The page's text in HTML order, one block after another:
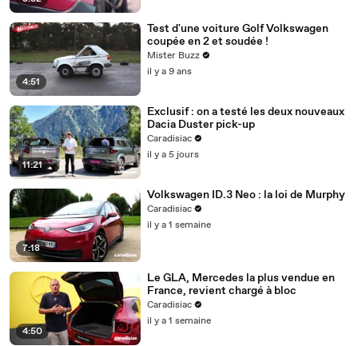
4:51
Test d'une voiture Golf Volkswagen
coupée en 2 et soudée !
Mister Buzz
il y a 9 ans
11:21
Exclusif : on a testé les deux nouveaux
Dacia Duster pick-up
Caradisiac
il y a 5 jours
7:18
Volkswagen ID.3 Neo : la loi de Murphy
Caradisiac
il y a 1 semaine
4:50
Le GLA, Mercedes la plus vendue en
France, revient chargé à bloc
Caradisiac
il y a 1 semaine